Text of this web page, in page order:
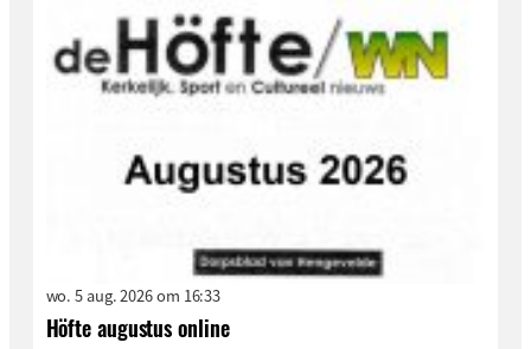
wo. 5 aug. 2026 om 16:33
Höfte augustus online